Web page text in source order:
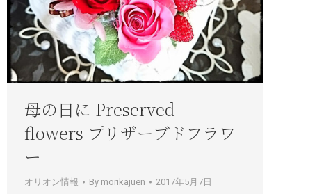
母の日に Preserved
flowers プリザーブドフラワ
ー
オリオン情報 By morikajuen 2017年5月7日